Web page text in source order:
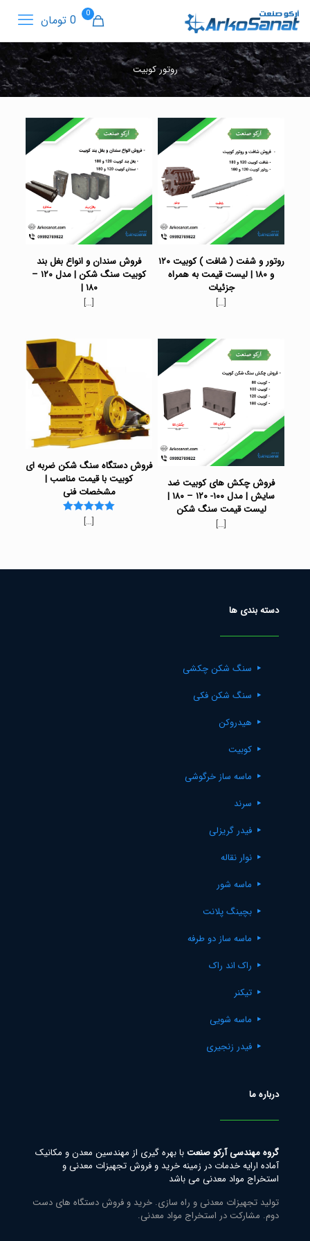
0 0 تومان
روتور کوبیت
روتور و شفت ( شافت ) کوبیت ۱۲۰
و ۱۸۰ | لیست قیمت به همراه
جزئیات
[…]
فروش سندان و انواع بغل بند
کوبیت سنگ شکن | مدل ۱۲۰ –
۱۸۰ |
[…]
فروش چکش های کوبیت ضد
سایش | مدل ۱۰۰- ۱۲۰ – ۱۸۰ |
لیست قیمت سنگ شکن
[…]
فروش دستگاه سنگ شکن ضربه ای
کوبیت با قیمت مناسب |
مشخصات فنی
Rated
[…]
دسته بندی ها
سنگ شکن چکشی
سنگ شکن فکی
هیدروکن
کوبیت
ماسه ساز خرگوشی
سرند
فیدر گریزلی
نوار نقاله
ماسه شور
بچینگ پلانت
ماسه ساز دو طرفه
راک اند راک
تیکنر
ماسه شویی
فیدر زنجیری
درباره ما
گروه مهندسی آرکو صنعتبا بهره گیری از مهندسین معدن و مکانیک
آماده ارایه خدمات در زمینه خرید و فروش تجهیزات معدنی و
استخراج مواد معدنی می باشد
تولید تجهیزات معدنی و راه سازی. خرید و فروش دستگاه های دست
دوم. مشارکت در استخراج مواد معدنی.